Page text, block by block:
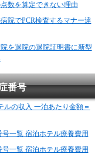
数を算定できない理由
院でPCR検査するマナー違
を退院の退院証明書に新型
番号
ルの収入 一泊あたり金額＝
一覧 宿泊ホテル療養費用
一覧 宿泊ホテル療養費用